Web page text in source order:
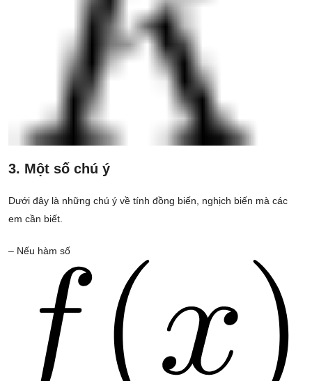
3. Một số chú ý
Dưới đây là những chú ý về tính đồng biến, nghịch biến mà các
em cần biết.
– Nếu hàm số